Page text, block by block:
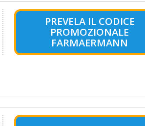
PREVELA IL CODICE
PROMOZIONALE
FARMAERMANN